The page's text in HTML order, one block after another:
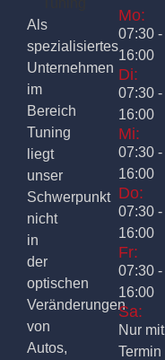
Als
spezialisiertes
Unternehmen
im
Bereich
Tuning
liegt
unser
Schwerpunkt
nicht
in
der
optischen
Veränderungen
von
Autos,
Mo:
07:30 -
16:00
Di:
07:30 -
16:00
Mi:
07:30 -
16:00
Do:
07:30 -
16:00
Fr:
07:30 -
16:00
Sa:
Nur mit
Termin